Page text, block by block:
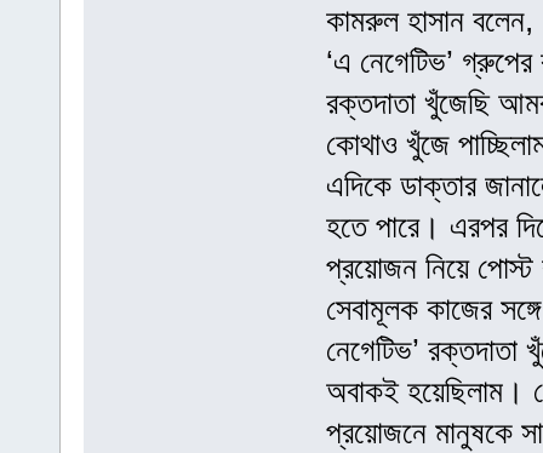
কামরুল হাসান
‘এ নেগেটিভ’
রক্তদাতা খুঁজেছি
কোথাও খুঁজে
এদিকে ডাক্তার
হতে পারে। এরপর
প্রয়োজন নিয়ে
সেবামূলক কাজের
নেগেটিভ’
অবাকই হয়েছিলাম।
প্রয়োজনে মানুষকে